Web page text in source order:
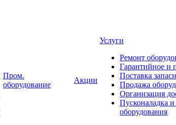
Пром.
оборудование
Акции
Услуги
Ремонт
Гарантийное и
Поставка
Продажа
Организация
Пусконаладка
оборудования